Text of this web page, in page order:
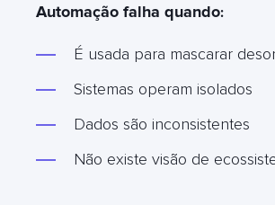
Automação falha quando:
É usada para mascarar
Sistemas operam isolados
Dados são inconsistentes
Não existe visão de